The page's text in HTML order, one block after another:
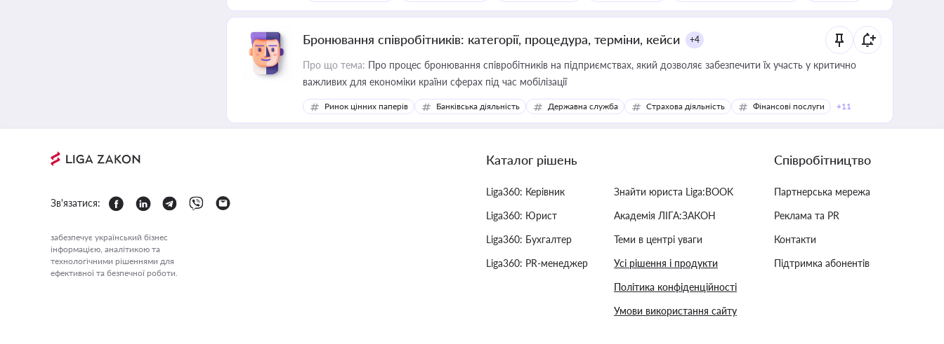
Бронювання співробітників: категорії, процедура, терміни, кейси +4
Про що тема: Про процес бронювання співробітників на підприємствах, який дозволяє забезпечити їх участь у критично
важливих для економіки країни сферах під час мобілізації
Ринок цінних паперів Банківська діяльність Державна служба Страхова діяльність Фінансові послуги +11
Зв'язатися:
забезпечує український бізнес
інформацією, аналітикою та
технологічними рішеннями для
ефективної та безпечної роботи.
Каталог рішень
Liga360: Керівник
Liga360: Юрист
Liga360: Бухгалтер
Liga360: PR-менеджер
Знайти юриста Liga:BOOK
Академія ЛІГА:ЗАКОН
Теми в центрі уваги
Усі рішення і продукти
Політика конфіденційності
Умови використання сайту
Співробітництво
Партнерська мережа
Реклама та PR
Контакти
Підтримка абонентів